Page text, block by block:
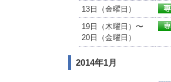
13日（金曜日）
19日（木曜日）〜
20日（金曜日）
2014年1月